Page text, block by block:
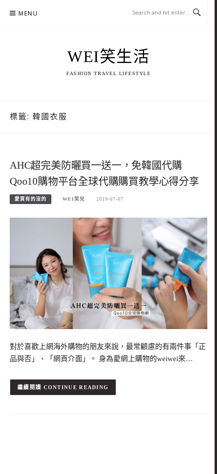
MENU
WEI笑生活
FASHION TRAVEL LIFESTYLE
標籤: 韓國衣服
AHC超完美防曬買一送一，免韓國代購
Qoo10購物平台全球代購購買教學心得分享
愛買有的沒的 WEI笑兒 2019-07-07
對於喜歡上網海外購物的朋友來說，最常顧慮的有兩件事「正
品與否」、「網頁介面」。 身為愛網上購物的weiwei來…
CONTINUE READING